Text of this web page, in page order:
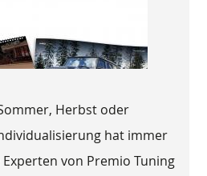
Herbst oder
hat immer
von Premio Tuning